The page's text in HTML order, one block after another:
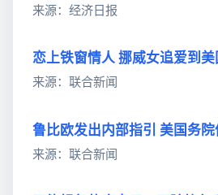
来源：经济日报
恋上铁窗情人 挪威女追爱到
来源：联合新闻
鲁比欧发出内部指引 美国务
来源：联合新闻